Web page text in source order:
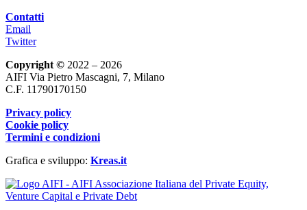
Contatti
Email
Twitter
Copyright © 2022 – 2026
AIFI Via Pietro Mascagni, 7, Milano
C.F. 11790170150
Privacy policy
Cookie policy
Termini e condizioni
Grafica e sviluppo: Kreas.it